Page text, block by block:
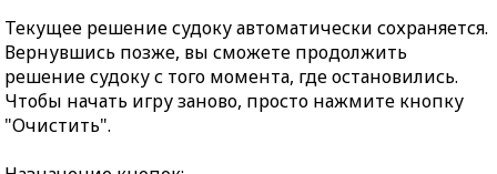
Текущее решение судоку автоматически сохраняется.
Вернувшись позже, вы сможете продолжить
решение судоку с того момента, где остановились.
Чтобы начать игру заново, просто нажмите кнопку
"Очистить".